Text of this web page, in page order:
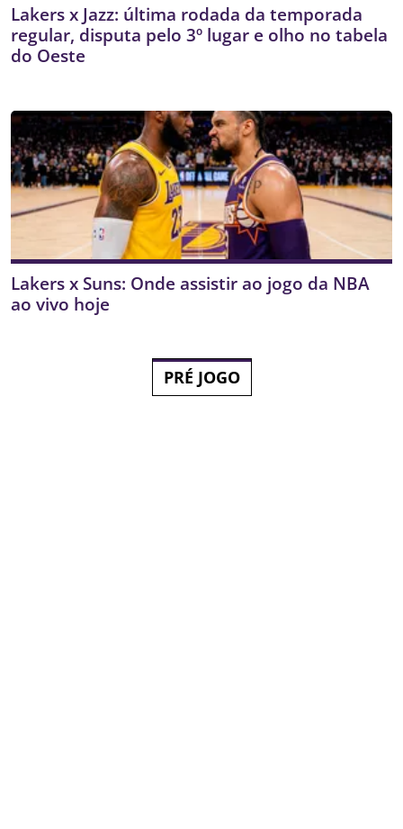
Lakers x Jazz: última rodada da temporada
regular, disputa pelo 3º lugar e olho no tabela
do Oeste
Lakers x Suns: Onde assistir ao jogo da NBA
ao vivo hoje
PRÉ JOGO